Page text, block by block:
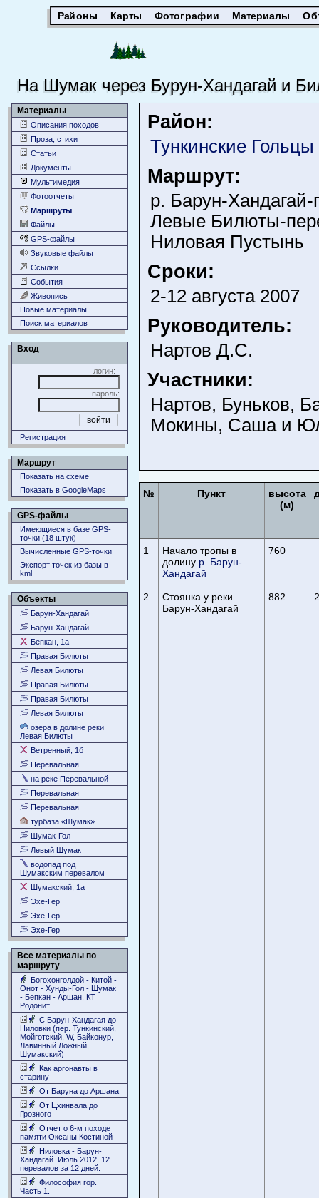
Районы Карты Фотографии Материалы
На Шумак через Бурун-Хандагай и
Материалы
Описания походов
Проза, стихи
Статьи
Документы
Мультимедия
Фотоотчеты
Маршруты
Файлы
GPS-файлы
Звуковые файлы
Ссылки
События
Живопись
Новые материалы
Поиск материалов
Вход
логин:
пароль:
Регистрация
Маршрут
Показать на схеме
Показать в GoogleMaps
GPS-файлы
Имеющиеся в базе GPS-
точки (18 штук)
Вычисленные GPS-точки
Экспорт точек из базы в
kml
Объекты
Барун-Хандагай
Барун-Хандагай
Бепкан, 1а
Правая Билюты
Левая Билюты
Правая Билюты
Правая Билюты
Левая Билюты
озера в долине реки
Левая Билюты
Ветренный, 1б
Перевальная
на реке Перевальной
Перевальная
Перевальная
турбаза «Шумак»
Шумак-Гол
Левый Шумак
водопад под
Шумакским перевалом
Шумакский, 1а
Эхе-Гер
Эхе-Гер
Эхе-Гер
Все материалы по
маршруту
Богохонголдой - Китой -
Онот - Хунды-Гол - Шумак
- Бепкан - Аршан. КТ
Родонит
С Барун-Хандагая до
Ниловки (пер. Тункинский,
Мойготский, W, Байконур,
Лавинный Ложный,
Шумакский)
Как аргонавты в
старину
От Баруна до Аршана
От Цхинвала до
Грозного
Отчет о 6-м походе
памяти Оксаны Костиной
Ниловка - Барун-
Хандагай. Июль 2012. 12
перевалов за 12 дней.
Философия гор.
Часть 1.
Район:
Тункинские Гольцы
Маршрут:
р. Барун-
Левые Билюты-
Ниловая Пустынь
Сроки:
2-12 августа 2007
Руководитель:
Нартов Д.С.
Участники:
Нартов, Буньков,
Мокины, Саша и
№ Пункт
высота
(м)
1
Начало тропы в
долину р. Барун-
Хандагай
760
2
Стоянка у реки
Барун-Хандагай
882